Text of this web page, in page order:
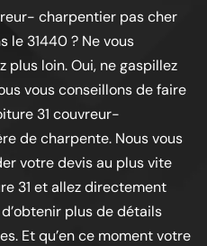
charpentier pas cher
le 31440 ? Ne vous
plus loin. Oui, ne gaspillez
vous conseillons de faire
31 couvreur-
de charpente. Nous vous
votre devis au plus vite
31 et allez directement
plus de détails
Et qu’en ce moment votre